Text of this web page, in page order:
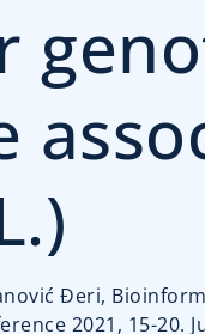
Đeri,
2021, 15-20.